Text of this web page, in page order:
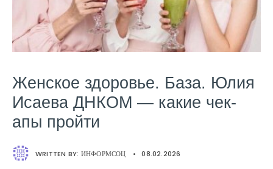
Женское здоровье. База. Юлия
Исаева ДНКОМ — какие чек-
апы пройти
WRITTEN BY: ИНФОРМСОЦ • 08.02.2026